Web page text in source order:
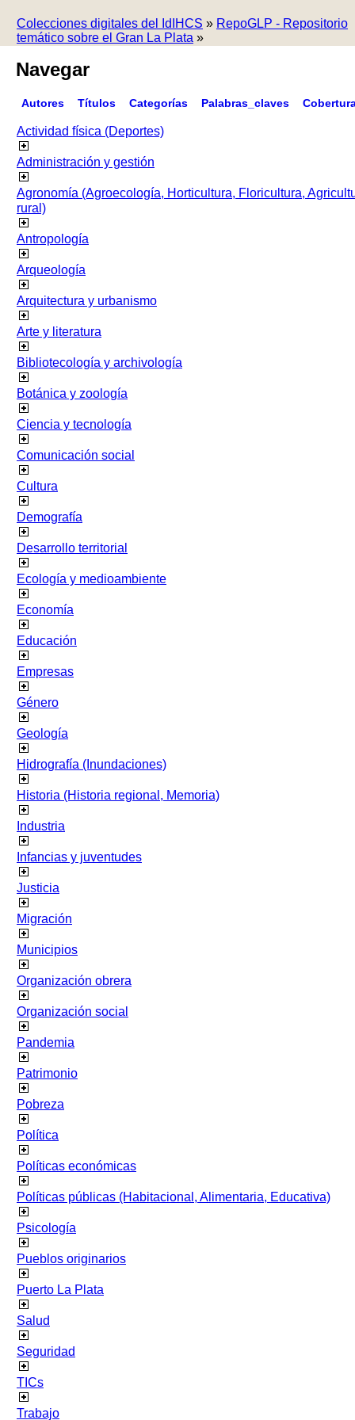
Colecciones digitales del IdIHCS » RepoGLP - Repositorio
temático sobre el Gran La Plata »
Navegar
Autores Títulos Categorías Palabras_claves
Actividad física (Deportes)
Administración y gestión
Agronomía (Agroecología, Horticultura, Floricultura,
rural)
Antropología
Arqueología
Arquitectura y urbanismo
Arte y literatura
Bibliotecología y archivología
Botánica y zoología
Ciencia y tecnología
Comunicación social
Cultura
Demografía
Desarrollo territorial
Ecología y medioambiente
Economía
Educación
Empresas
Género
Geología
Hidrografía (Inundaciones)
Historia (Historia regional, Memoria)
Industria
Infancias y juventudes
Justicia
Migración
Municipios
Organización obrera
Organización social
Pandemia
Patrimonio
Pobreza
Política
Políticas económicas
Políticas públicas (Habitacional, Alimentaria, Educativa)
Psicología
Pueblos originarios
Puerto La Plata
Salud
Seguridad
TICs
Trabajo